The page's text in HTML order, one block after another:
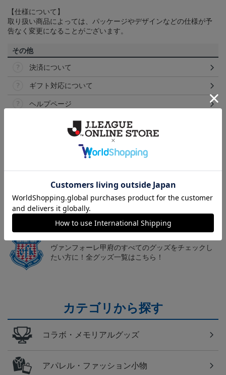
【仕様について】
取り扱い商品によっては、パッケージやデザインなどの仕様が予
告なく変更になることがございます。
その他
決済について
ギフト対応について
ヘルプページ
甲府
こだわりのデザインに注目！タオルマフラーは応援
の必須アイテム！
ヴァンフォーレ甲府のすべてのグッズをチェックし
たい方に！全グッズ一覧はこちら！
カテゴリから探す
コラボ・メモリアルグッズ
アパレル・ファッション小物